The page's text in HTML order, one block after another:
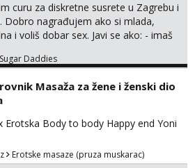
curu za diskretne susrete u Zagrebu i
Dobro nagrađujem ako si mlada,
i voliš dobar sex. Javi se ako: - imaš
- se dobro ljubiš - si fleksibilna s
radnim danom (vikendi i noći su za
- vodiš brigu o zdravlju i koristiš
Ne javljajte se: - debele - frajeri i
Sugar Daddies
Masaža za žene i ženski dio
Erotska Body to body Happy end Yoni
Erotske masaze (pruza muskarac)